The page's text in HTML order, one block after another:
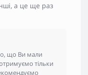
а це ще раз
що Ви мали
тільки